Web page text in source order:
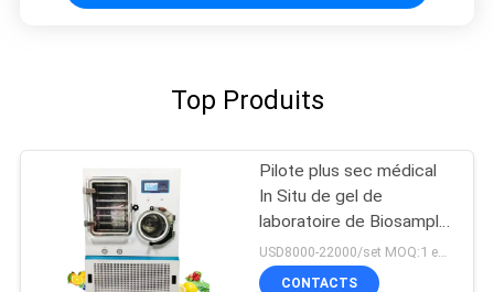
Top Produits
Pilote plus sec médical
In Situ de gel de
laboratoire de Biosample
de lyophilisateurs de
réactifs d'IVD
CONTACTS